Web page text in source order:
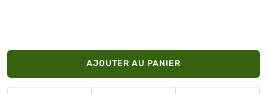
AJOUTER AU PANIER